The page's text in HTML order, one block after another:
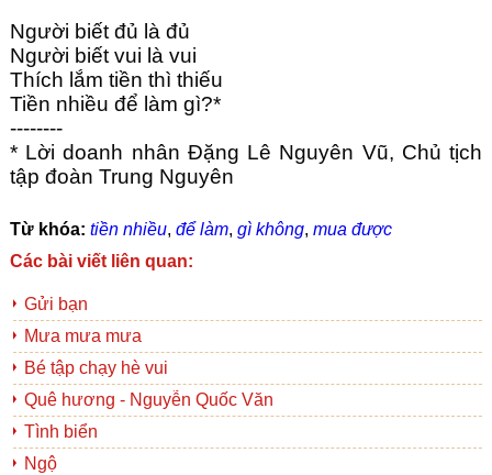
Người biết đủ là đủ
Người biết vui là vui
Thích lắm tiền thì thiếu
Tiền nhiều để làm gì?*
--------
* Lời doanh nhân Đặng Lê Nguyên Vũ, Chủ tịch
tập đoàn Trung Nguyên
Từ khóa: tiền nhiều, để làm, gì không, mua được
Các bài viết liên quan:
Gửi bạn
Mưa mưa mưa
Bé tập chạy hè vui
Quê hương - Nguyễn Quốc Văn
Tình biển
Ngộ